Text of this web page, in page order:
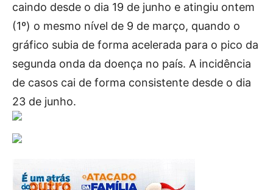
caindo desde o dia 19 de junho e atingiu ontem
(1º) o mesmo nível de 9 de março, quando o
gráfico subia de forma acelerada para o pico da
segunda onda da doença no país. A incidência
de casos cai de forma consistente desde o dia
23 de junho.